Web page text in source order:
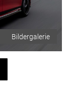
Bildergalerie